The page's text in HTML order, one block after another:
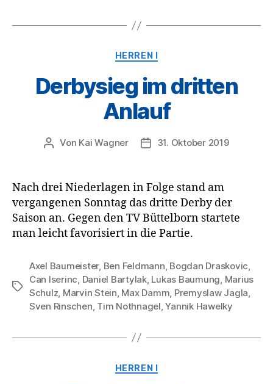
Kategorien
HERREN I
Derbysieg im dritten
Anlauf
Beitragsautor
Von Kai Wagner Veröffentlichungsdatum
31. Oktober 2019
Nach drei Niederlagen in Folge stand am
vergangenen Sonntag das dritte Derby der
Saison an. Gegen den TV Büttelborn startete
man leicht favorisiert in die Partie.
Schlagwörter
Axel Baumeister, Ben Feldmann Bogdan Draskovic
Can Iserinc Daniel Bartylak, Lukas Baumung Marius
Schulz Marvin Stein Max Damm Premyslaw Jagla
Sven Rinschen Tim Nothnagel ,Yannik Hawelky
Kategorien
HERREN I